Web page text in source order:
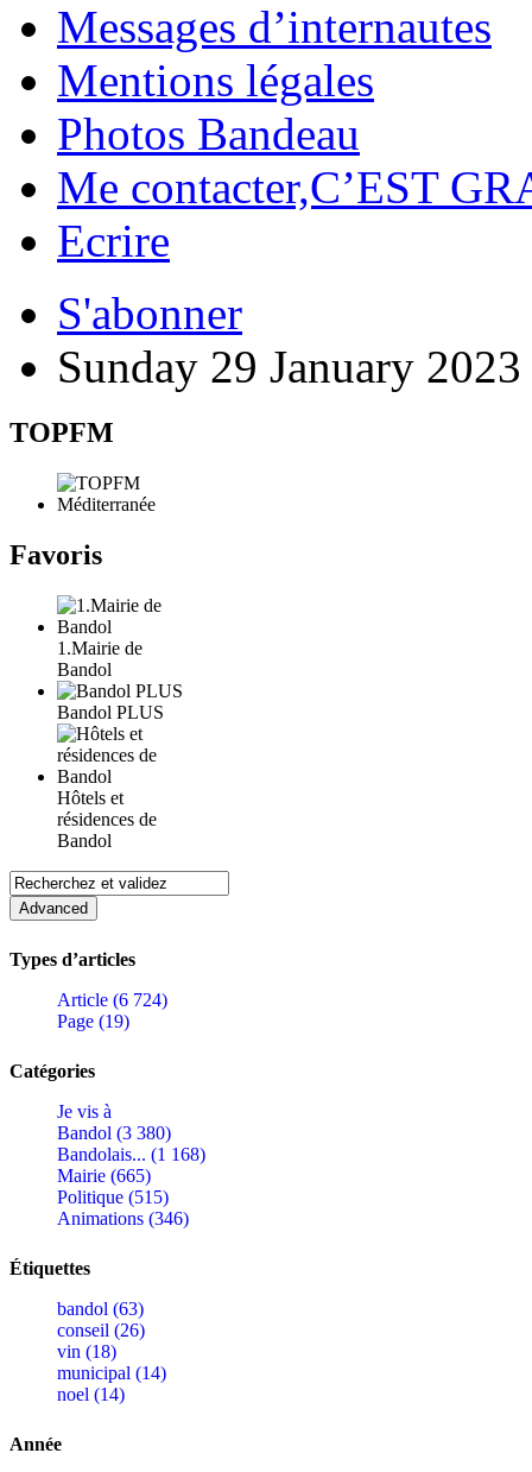
Messages d’internautes
Mentions légales
Photos Bandeau
Me contacter,C’EST
Ecrire
S'abonner
Sunday 29 January 2023
TOPFM
Favoris
1.Mairie de
Bandol
Bandol PLUS
Hôtels et
résidences de
Bandol
Types d’articles
Article (6 724)
Page (19)
Catégories
Je vis à
Bandol (3 380)
Bandolais... (1 168)
Mairie (665)
Politique (515)
Animations (346)
Étiquettes
bandol (63)
conseil (26)
vin (18)
municipal (14)
noel (14)
Année